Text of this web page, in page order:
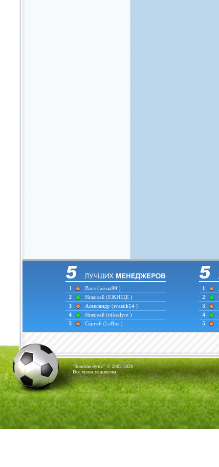
1 Вася (wasia99 )
2
Николай (ЕЖИЩЕ )
3
Александр (svastik14 )
4
Николай (niksalyut )
5
Сергей (LeRus )
1
2
3
4
5
"Золотая бутса" © 2002-2026
Все права защищены.